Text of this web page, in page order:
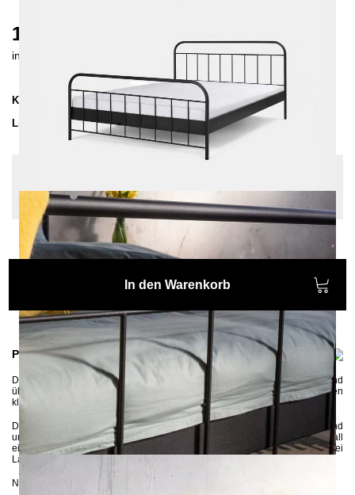
1075 €
inkl. MwSt. inkl. Versandkosten (DE)
Kollektion
AVOS
Lieferzeit
3-4 Wochen | vsl. 29. Aug - 5. Sep
Farben:
Hellgrau
In den Warenkorb
Produktinformationen
Das Metallbett AVOS wird
in liebevoller Handarbeit gefertigt und
überzeugt
mit seiner hohen Qualität. Dank den weichen Rundungen und den
klaren Linien fügt sich das Metallbett in jede Umgebung perfekt ein.
Das Metallbett wird in Handarbeit gefertigt und erhält eine hochwertige und
ungiftige Pulverbeschichtung, welche bei ca. 200 °C in das Metall
eingebrannt wird.In den Bettrahmen können sowohl ein als auch zwei
Lattenroste reingelegt werden.
NEU: